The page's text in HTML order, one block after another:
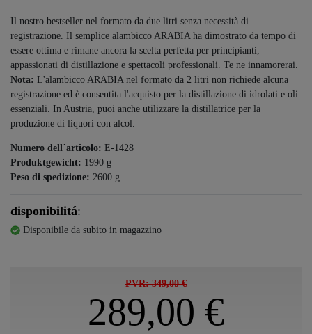
Il nostro bestseller nel formato da due litri senza necessità di
registrazione. Il semplice alambicco ARABIA ha dimostrato da tempo di
essere ottima e rimane ancora la scelta perfetta per principianti,
appassionati di distillazione e spettacoli professionali. Te ne innamorerai.
Nota: L'alambicco ARABIA nel formato da 2 litri non richiede alcuna
registrazione ed è consentita l'acquisto per la distillazione di idrolati e oli
essenziali. In Austria, puoi anche utilizzare la distillatrice per la
produzione di liquori con alcol.
Numero dell´articolo: E-1428
Produktgewicht: 1990 g
Peso di spedizione: 2600 g
disponibilitá:
Disponibile da subito in magazzino
PVR: 349,00 €
289,00 €